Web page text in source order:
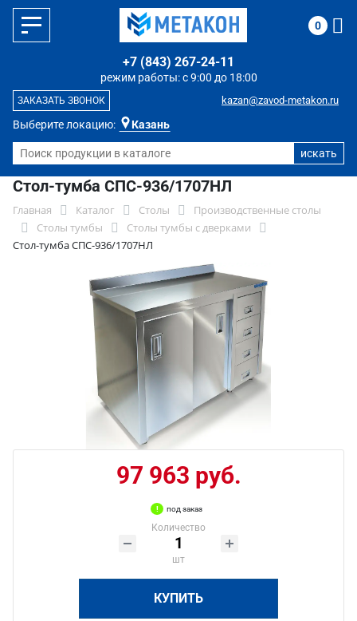
Выберите локацию: Казань
режим работы: с 9:00 до 18:00
+7 (843) 267-24-11
kazan@zavod-metakon.ru
ЗАКАЗАТЬ ЗВОНОК
0
Стол-тумба СПС-936/1707НЛ
Главная Каталог Столы
Производственные столы
Столы тумбы
Столы тумбы с дверками
Стол-тумба СПС-936/1707НЛ
97 963 руб.
под заказ
Количество
шт
КУПИТЬ